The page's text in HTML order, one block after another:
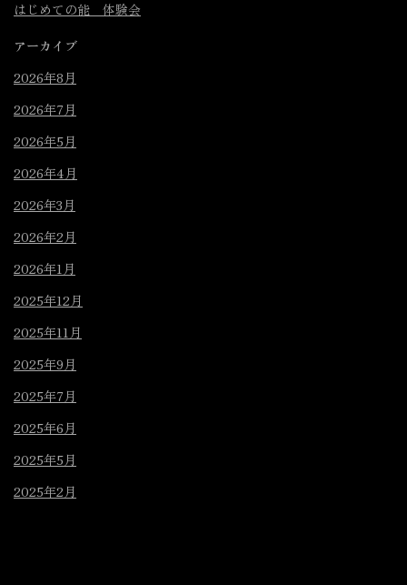
はじめての能 体験会
アーカイブ
2026年8月
2026年7月
2026年5月
2026年4月
2026年3月
2026年2月
2026年1月
2025年12月
2025年11月
2025年9月
2025年7月
2025年6月
2025年5月
2025年2月